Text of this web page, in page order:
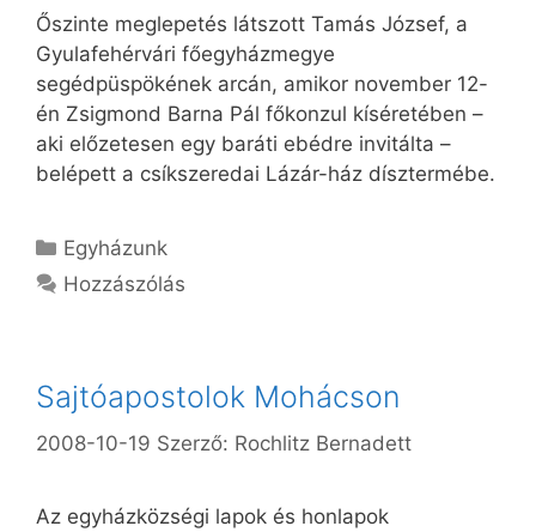
Őszinte meglepetés látszott Tamás József, a
Gyulafehérvári főegyházmegye
segédpüspökének arcán, amikor november 12-
én Zsigmond Barna Pál főkonzul kíséretében –
aki előzetesen egy baráti ebédre invitálta –
belépett a csíkszeredai Lázár-ház dísztermébe.
Kategória
Egyházunk
Hozzászólás
Sajtóapostolok Mohácson
2008-10-19 Szerző: Rochlitz Bernadett
Az egyházközségi lapok és honlapok